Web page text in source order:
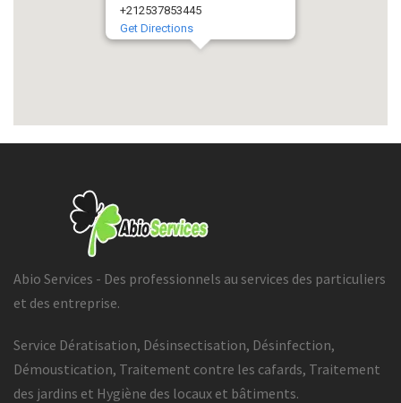
+212537853445
Get Directions
Abio Services - Des professionnels au services des particuliers
et des entreprise.
Service Dératisation, Désinsectisation, Désinfection,
Démoustication, Traitement contre les cafards, Traitement
des jardins et Hygiène des locaux et bâtiments.